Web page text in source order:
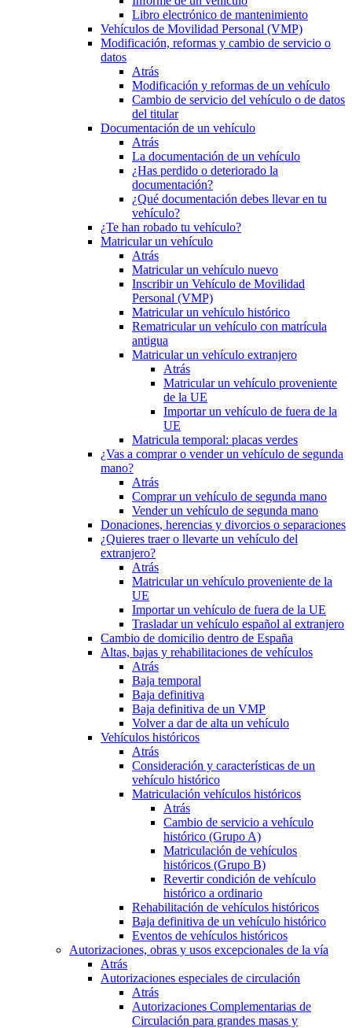
Libro electrónico de mantenimiento
Vehículos de Movilidad Personal (VMP)
Modificación, reformas y cambio de servicio o
datos
Atrás
Modificación y reformas de un vehículo
Cambio de servicio del vehículo o de datos
del titular
Documentación de un vehículo
Atrás
La documentación de un vehículo
¿Has perdido o deteriorado la
documentación?
¿Qué documentación debes llevar en tu
vehículo?
¿Te han robado tu vehículo?
Matricular un vehículo
Atrás
Matricular un vehículo nuevo
Inscribir un Vehículo de Movilidad
Personal (VMP)
Matricular un vehículo histórico
Rematricular un vehículo con matrícula
antigua
Matricular un vehículo extranjero
Atrás
Matricular un vehículo proveniente
de la UE
Importar un vehículo de fuera de la
UE
Matricula temporal: placas verdes
¿Vas a comprar o vender un vehículo de segunda
mano?
Atrás
Comprar un vehículo de segunda mano
Vender un vehículo de segunda mano
Donaciones, herencias y divorcios o separaciones
¿Quieres traer o llevarte un vehículo del
extranjero?
Atrás
Matricular un vehículo proveniente de la
UE
Importar un vehículo de fuera de la UE
Trasladar un vehículo español al extranjero
Cambio de domicilio dentro de España
Altas, bajas y rehabilitaciones de vehículos
Atrás
Baja temporal
Baja definitiva
Baja definitiva de un VMP
Volver a dar de alta un vehículo
Vehículos históricos
Atrás
Consideración y características de un
vehículo histórico
Matriculación vehículos históricos
Atrás
Cambio de servicio a vehículo
histórico (Grupo A)
Matriculación de vehículos
históricos (Grupo B)
Revertir condición de vehículo
histórico a ordinario
Rehabilitación de vehículos históricos
Baja definitiva de un vehículo histórico
Eventos de vehículos históricos
Autorizaciones, obras y usos excepcionales de la vía
Atrás
Autorizaciones especiales de circulación
Atrás
Autorizaciones Complementarias de
Circulación para grandes masas y